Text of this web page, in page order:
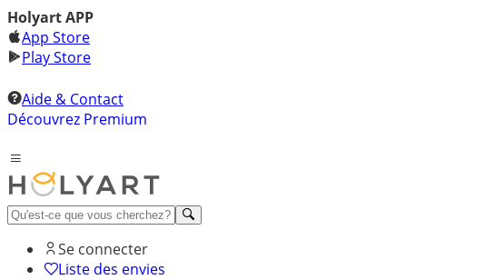
Holyart APP
App Store
Play Store
Aide & Contact
Découvrez Premium
Se connecter
Liste des envies